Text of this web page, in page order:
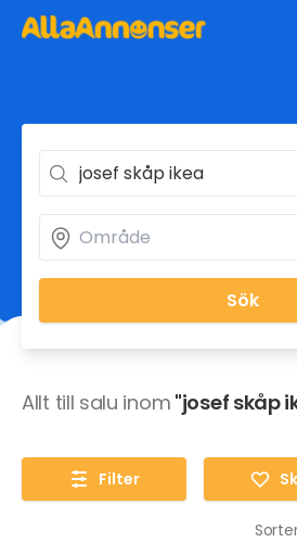
Sök
Allt till salu inom "josef skåp
Filter